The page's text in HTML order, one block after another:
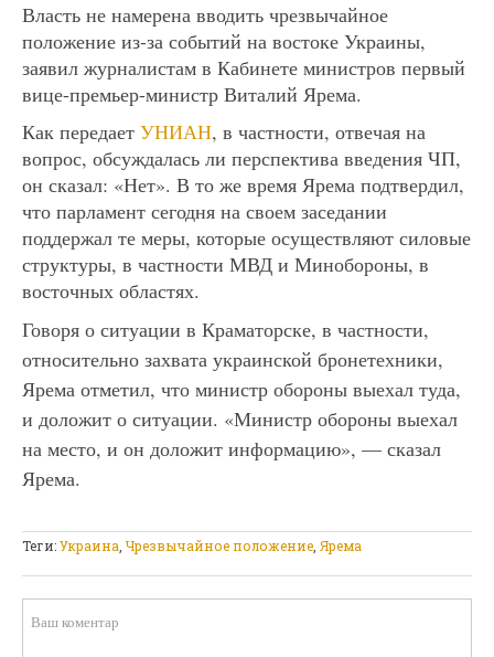
Власть не намерена вводить чрезвычайное
положение из-за событий на востоке Украины,
заявил журналистам в Кабинете министров первый
вице-премьер-министр Виталий Ярема.
Как передает УНИАН, в частности, отвечая на
вопрос, обсуждалась ли перспектива введения ЧП,
он сказал: «Нет». В то же время Ярема подтвердил,
что парламент сегодня на своем заседании
поддержал те меры, которые осуществляют силовые
структуры, в частности МВД и Минобороны, в
восточных областях.
Говоря о ситуации в Краматорске, в частности,
относительно захвата украинской бронетехники,
Ярема отметил, что министр обороны выехал туда,
и доложит о ситуации. «Министр обороны выехал
на место, и он доложит информацию», — сказал
Ярема.
Теги:Украина,Чрезвычайное положение, Ярема